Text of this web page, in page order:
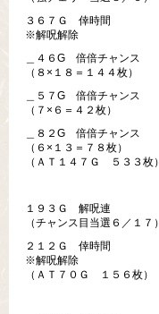
３６７Ｇ 倖時間
※解呪解除
＿４６G 倍倍チャンス
（８×１８＝１４４枚）
＿５７G 倍倍チャンス
（７×６＝４２枚）
＿８２G 倍倍チャンス
（６×１３＝７８枚）
（ＡＴ１４７Ｇ ５３３枚）
１９３Ｇ 解呪連
（チャンス目当選６／１７）
２１２Ｇ 倖時間
※解呪解除
（ＡＴ７０Ｇ １５６枚）